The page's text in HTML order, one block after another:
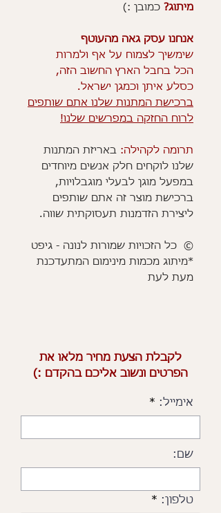
מיתוג? כמובן :)
אנחנו עסק גאה מהעוטף
שימשיך לצמוח על אף ולמרות
הכל בחבל הארץ החשוב הזה,
כסלע איתן וכמגן ישראל.
ברכישת המתנות שלנו אתם שותפים
לרוח החזקה במפרשים שלנו!
תרומה לקהילה: באריזת המתנות
שלנו לוקחים חלק אנשים מיוחדים
במפעל מוגן לבעלי מוגבלויות,
ברכישת מוצר זה אתם שותפים
ליצירת הזדמנות תעסוקתית שווה.
© כל הזכויות שמורות לנונה - גיפט
*מיתוג מכמות מינימום המתעדכנת
מעת לעת
לקבלת הצעת מחיר מלאו את
הפרטים ונשוב אליכם בהקדם :)
אימייל:
שם:
טלפון: